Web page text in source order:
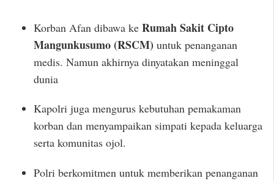
Korban Afan dibawa ke Rumah Sakit Cipto
Mangunkusumo (RSCM) untuk penanganan
medis. Namun akhirnya dinyatakan meninggal
dunia
Kapolri juga mengurus kebutuhan pemakaman
korban dan menyampaikan simpati kepada keluarga
serta komunitas ojol.
Polri berkomitmen untuk memberikan penanganan